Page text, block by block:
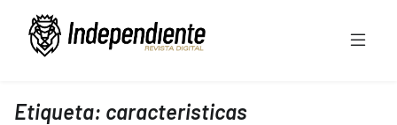
Etiqueta: caracteristicas